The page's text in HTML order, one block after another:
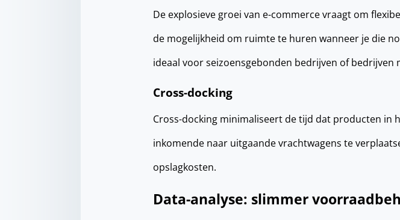
De explosieve groei van e-commerce vraagt om
de mogelijkheid om ruimte te huren wanneer je die
ideaal voor seizoensgebonden bedrijven of bedrijven
Cross-docking
Cross-docking minimaliseert de tijd dat producten in
inkomende naar uitgaande vrachtwagens te
opslagkosten.
Data-analyse: slimmer